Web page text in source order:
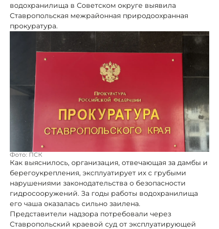
водохранилища в Советском округе выявила
Ставропольская межрайонная природоохранная
прокуратура.
Фото: ПСК
Как выяснилось, организация, отвечающая за дамбы и
берегоукрепления, эксплуатирует их с грубыми
нарушениями законодательства о безопасности
гидросооружений. За годы работы водохранилища
его чаша оказалась сильно заилена.
Представители надзора потребовали через
Ставропольский краевой суд от эксплуатирующей